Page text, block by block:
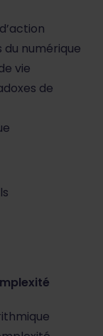
numérique
vie
de